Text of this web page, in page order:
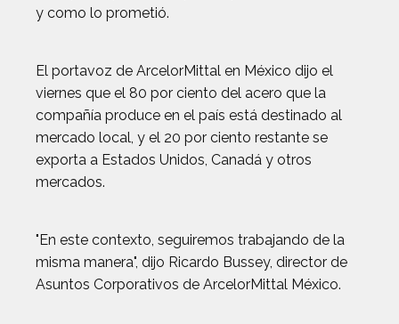
y como lo prometió.
El portavoz de ArcelorMittal en México dijo el
viernes que el 80 por ciento del acero que la
compañía produce en el país está destinado al
mercado local, y el 20 por ciento restante se
exporta a Estados Unidos, Canadá y otros
mercados.
"En este contexto, seguiremos trabajando de la
misma manera", dijo Ricardo Bussey, director de
Asuntos Corporativos de ArcelorMittal México.